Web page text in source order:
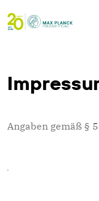
Angaben gemäß § 5